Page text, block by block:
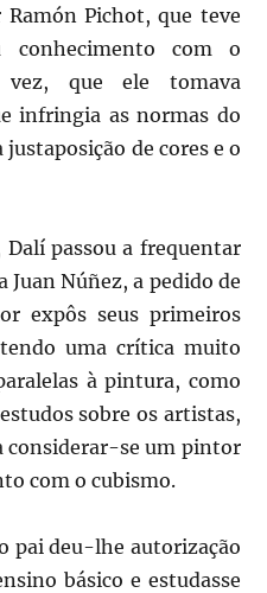
Pichot, que teve
conhecimento com o
vez, que ele tomava
infringia as normas do
de cores e o
passou a frequentar
Núñez, a pedido de
expôs seus primeiros
uma crítica muito
à pintura, como
sobre os artistas,
considerar-se um pintor
com o cubismo.
pai deu-lhe autorização
básico e estudasse